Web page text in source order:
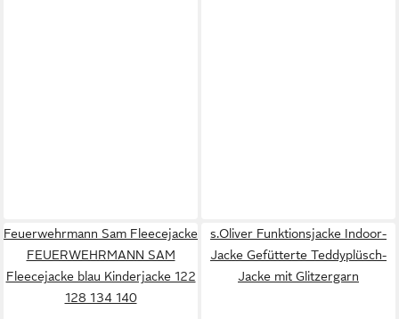
Feuerwehrmann Sam Fleecejacke
FEUERWEHRMANN SAM
Fleecejacke blau Kinderjacke 122
128 134 140
s.Oliver Funktionsjacke Indoor-
Jacke Gefütterte Teddyplüsch-
Jacke mit Glitzergarn